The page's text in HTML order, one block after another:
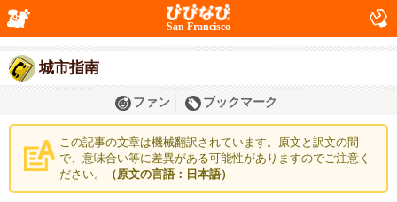
San Francisco
城市指南
ファン ブックマーク
この記事の文章は機械翻訳されています。原文と訳文の間
で、意味合い等に差異がある可能性がありますのでご注意く
ださい。
（原文の言語：日本語）